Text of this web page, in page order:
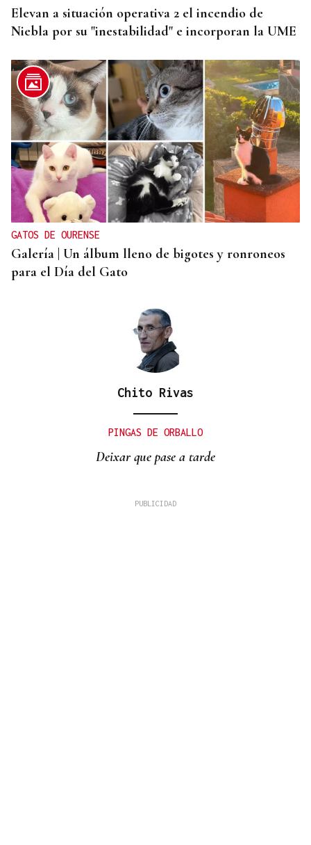
Elevan a situación operativa 2 el incendio de
Niebla por su "inestabilidad" e incorporan la UME
GATOS DE OURENSE
Galería | Un álbum lleno de bigotes y ronroneos
para el Día del Gato
Chito Rivas
PINGAS DE ORBALLO
Deixar que pase a tarde